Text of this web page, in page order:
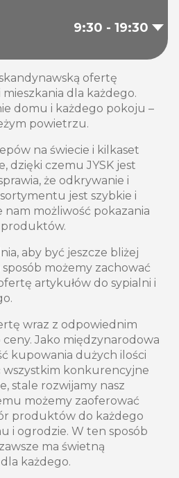
9:30 - 19:30
ofertę
dla każdego.
domu i każdego pokoju –
powietrzu.
na świecie i kilkaset
dzięki czemu JYSK jest
że odkrywanie i
jest szybkie i
możliwość pokazania
produktów.
aby być jeszcze bliżej
możemy zachować
artykułów do sypialni i
wraz z odpowiednim
Jako międzynarodowa
kupowania dużych ilości
konkurencyjne
stale rozwijamy nasz
możemy zaoferować
produktów do każdego
i ogrodzie. W ten sposób
ma świetną
każdego.